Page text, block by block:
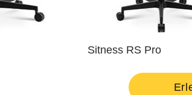
Sitness RS Pro